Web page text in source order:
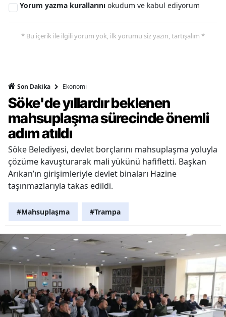
Yorum yazma kurallarını okudum ve kabul ediyorum
* Bu içerik ile ilgili yorum yok, ilk yorumu siz yazın, tartışalım *
Son Dakika Ekonomi
Söke'de yıllardır beklenen
mahsuplaşma sürecinde önemli
adım atıldı
Söke Belediyesi, devlet borçlarını mahsuplaşma yoluyla
çözüme kavuşturarak mali yükünü hafifletti. Başkan
Arıkan’ın girişimleriyle devlet binaları Hazine
taşınmazlarıyla takas edildi.
#Mahsuplaşma #Trampa